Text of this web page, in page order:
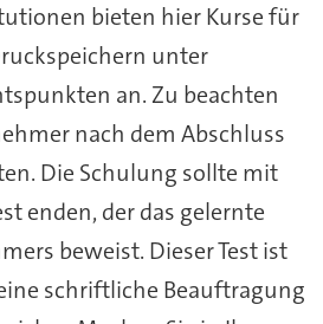
bieten hier Kurse für
unter
an. Zu beachten
nach dem Abschluss
Die Schulung sollte mit
enden, der das gelernte
beweist. Dieser Test ist
schriftliche Beauftragung